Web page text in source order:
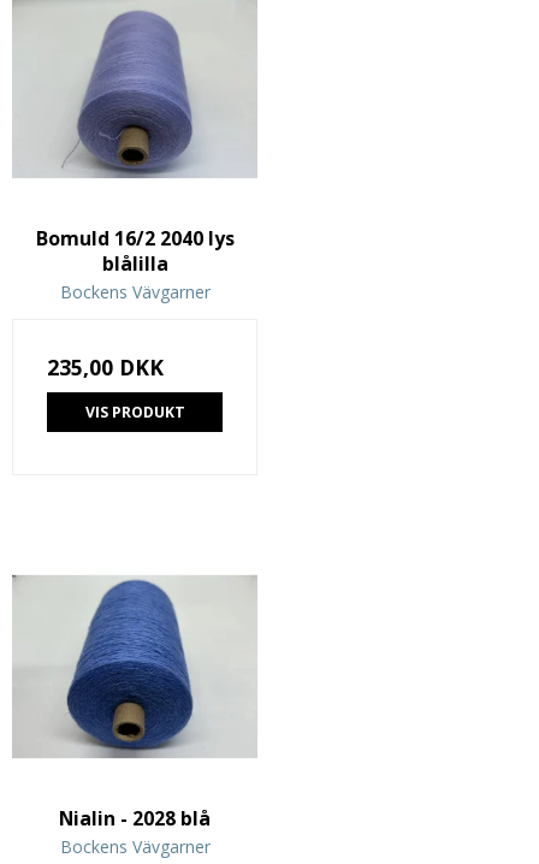
Bomuld 16/2 2040 lys
blålilla
Bockens Vävgarner
235,00 DKK
VIS PRODUKT
Nialin - 2028 blå
Bockens Vävgarner